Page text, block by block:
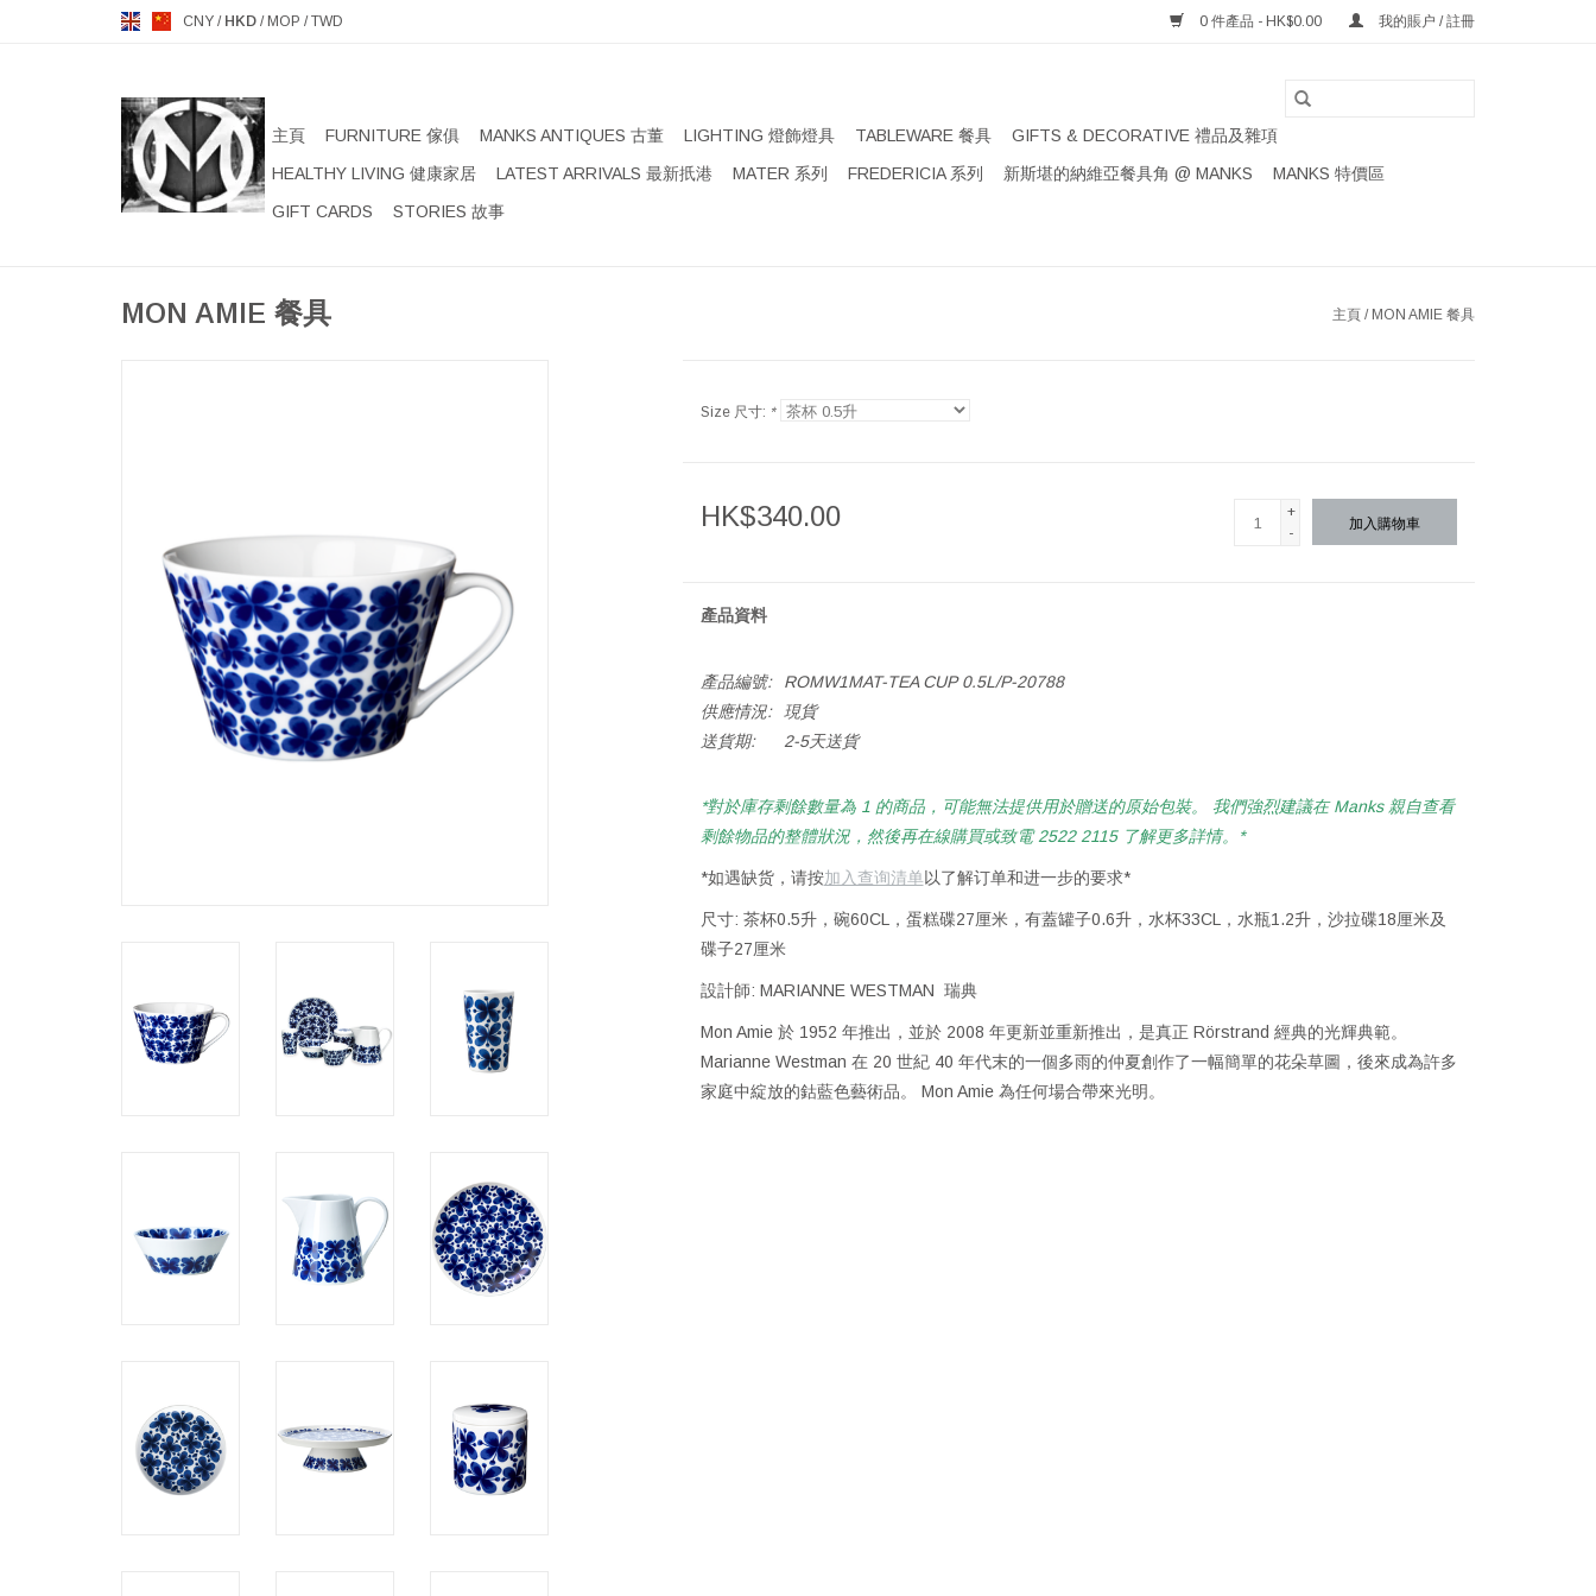
CNY / HKD / MOP /TWD 0 件產品 - HK$0.00 我的賬户 / 註冊
主頁 FURNITURE 傢俱 MANKS ANTIQUES 古董 LIGHTING 燈飾燈具 TABLEWARE 餐具
GIFTS & DECORATIVE 禮品及雜項
HEALTHY LIVING 健康家居
LATEST ARRIVALS 最新扺港 MATER 系列 FREDERICIA 系列 新斯堪的納維亞餐具角 @ MANKS
MANKS 特價區
GIFT CARDS
STORIES 故事
MON AMIE 餐具 主頁 / MON AMIE 餐具
Size 尺寸: *
HK$340.00
+
-
加入購物車
產品資料
產品編號:
ROMW1MAT-TEA CUP 0.5L/P-20788
供應情況:
現貨
送貨期:
2-5天送貨
*對於庫存剩餘數量為 1 的商品，可能無法提供用於贈送的原始包裝。 我們強烈建議在 Manks 親自查看
剩餘物品的整體狀況，然後再在線購買或致電 2522 2115 了解更多詳情。*
*如遇缺货，请按加入查询清单以了解订单和进一步的要求*
尺寸: 茶杯0.5升，碗60CL，蛋糕碟27厘米，有蓋罐子0.6升，水杯33CL，水瓶1.2升，沙拉碟18厘米及
碟子27厘米
設計師: MARIANNE WESTMAN 瑞典
Mon Amie 於 1952 年推出，並於 2008 年更新並重新推出，是真正 Rörstrand 經典的光輝典範。
Marianne Westman 在 20 世紀 40 年代末的一個多雨的仲夏創作了一幅簡單的花朵草圖，後來成為許多
家庭中綻放的鈷藍色藝術品。 Mon Amie 為任何場合帶來光明。